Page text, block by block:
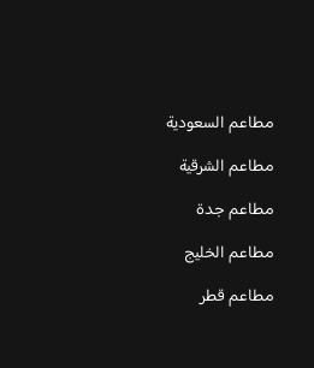
مطاعم السعودية
مطاعم الشرقية
مطاعم جدة
مطاعم الخليج
مطاعم قطر